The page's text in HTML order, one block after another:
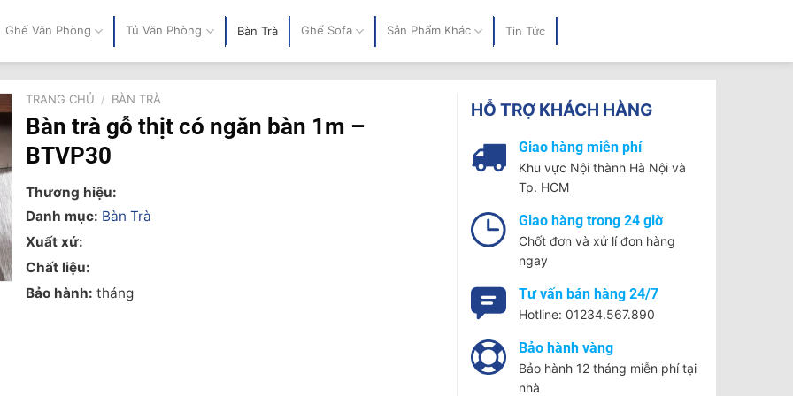
Ghế Văn Phòng Tủ Văn Phòng Bàn Trà Ghế Sofa Sản Phẩm Khác Tin Tức
TRANG CHỦ / BÀN TRÀ
Bàn trà gỗ thịt có ngăn bàn 1m –
BTVP30
Thương hiệu:
Danh mục: Bàn Trà
Xuất xứ:
Chất liệu:
Bảo hành: tháng
HỖ TRỢ KHÁCH HÀNG
Giao hàng miễn phí
Khu vực Nội thành Hà Nội và
Tp. HCM
Giao hàng trong 24 giờ
Chốt đơn và xử lí đơn hàng
ngay
Tư vấn bán hàng 24/7
Hotline: 01234.567.890
Bảo hành vàng
Bảo hành 12 tháng miễn phí tại
nhà